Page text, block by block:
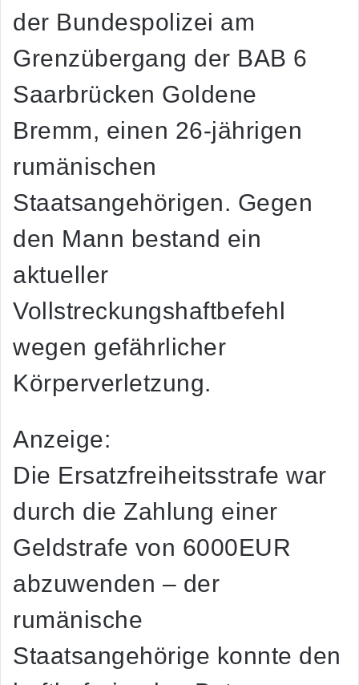
der Bundespolizei am
Grenzübergang der BAB 6
Saarbrücken Goldene
Bremm, einen 26-jährigen
rumänischen
Staatsangehörigen. Gegen
den Mann bestand ein
aktueller
Vollstreckungshaftbefehl
wegen gefährlicher
Körperverletzung.
Anzeige:
Die Ersatzfreiheitsstrafe war
durch die Zahlung einer
Geldstrafe von 6000EUR
abzuwenden – der
rumänische
Staatsangehörige konnte den